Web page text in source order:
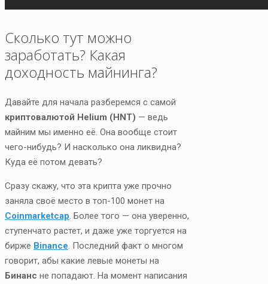
Сколько тут можно
заработать? Какая
доходность майнинга?
Давайте для начала разберемся с самой
криптовалютой Helium (HNT) — ведь
майним мы именно её. Она вообще стоит
чего-нибудь? И насколько она ликвидна?
Куда её потом девать?
Сразу скажу, что эта крипта уже прочно
заняла своё место в топ-100 монет на
Coinmarketcap . Более того — она уверенно,
ступенчато растет, и даже уже торгуется на
бирже Binance . Последний факт о многом
говорит, абы какие левые монеты на
Бинанс не попадают. На момент написания